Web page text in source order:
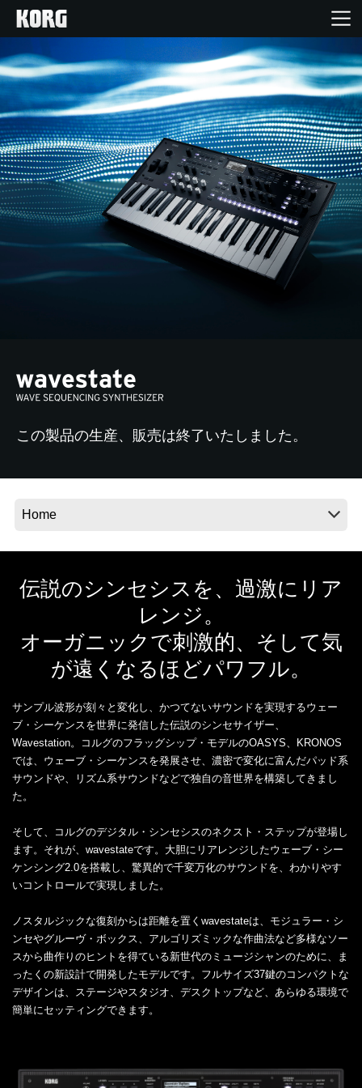
Home
Products
Import Products
Features
この製品の生産、販売は終了いたしました。
伝説のシンセシスを、過激にリア
レンジ。
オーガニックで刺激的、そして気
が遠くなるほどパワフル。
サンプル波形が刻々と変化し、かつてないサウンドを実現するウェー
ブ・シーケンスを世界に発信した伝説のシンセサイザー、
Wavestation。コルグのフラッグシップ・モデルのOASYS、KRONOS
では、ウェーブ・シーケンスを発展させ、濃密で変化に富んだパッド系
サウンドや、リズム系サウンドなどで独自の音世界を構築してきまし
た。
そして、コルグのデジタル・シンセシスのネクスト・ステップが登場し
ます。それが、wavestateです。大胆にリアレンジしたウェーブ・シー
ケンシング2.0を搭載し、驚異的で千変万化のサウンドを、わかりやす
いコントロールで実現しました。
ノスタルジックな復刻からは距離を置くwavestateは、モジュラー・シ
ンセやグルーヴ・ボックス、アルゴリズミックな作曲法など多様なソー
スから曲作りのヒントを得ている新世代のミュージシャンのために、ま
ったくの新設計で開発したモデルです。フルサイズ37鍵のコンパクトな
デザインは、ステージやスタジオ、デスクトップなど、あらゆる環境で
簡単にセッティングできます。